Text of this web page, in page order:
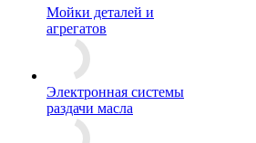
Мойки деталей и
агрегатов
Электронная системы
раздачи масла